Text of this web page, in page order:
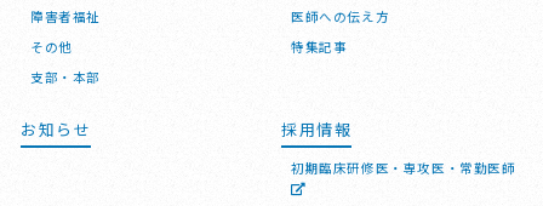
障害者福祉
その他
支部・本部
医師への伝え方
特集記事
お知らせ 採用情報
初期臨床研修医・専攻医・常勤医師